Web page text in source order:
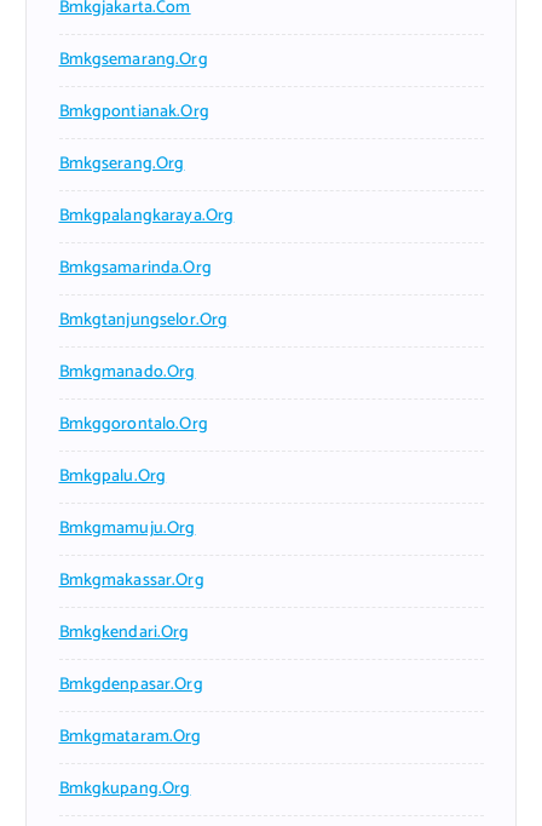
Bmkgjakarta.com
Bmkgsemarang.org
Bmkgpontianak.org
Bmkgserang.org
Bmkgpalangkaraya.org
Bmkgsamarinda.org
Bmkgtanjungselor.org
Bmkgmanado.org
Bmkggorontalo.org
Bmkgpalu.org
Bmkgmamuju.org
Bmkgmakassar.org
Bmkgkendari.org
Bmkgdenpasar.org
Bmkgmataram.org
Bmkgkupang.org